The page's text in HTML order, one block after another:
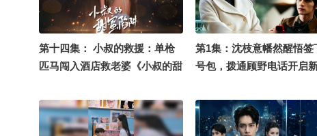
第十四集： 小叔的救援：单枪
匹马闯入酒店救老婆《小叔的甜
第1集：沈枝意幡然醒悟签
号包，拨通顾野电话开启